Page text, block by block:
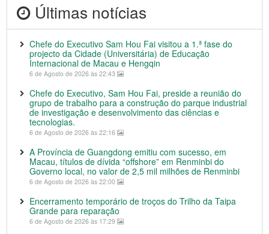
Últimas notícias
Chefe do Executivo Sam Hou Fai visitou a 1.ª fase do
projecto da Cidade (Universitária) de Educação
Internacional de Macau e Hengqin
6 de Agosto de 2026 às 22:43
Chefe do Executivo, Sam Hou Fai, preside a reunião do
grupo de trabalho para a construção do parque industrial
de investigação e desenvolvimento das ciências e
tecnologias.
6 de Agosto de 2026 às 22:16
A Província de Guangdong emitiu com sucesso, em
Macau, títulos de dívida “offshore” em Renminbi do
Governo local, no valor de 2,5 mil milhões de Renminbi
6 de Agosto de 2026 às 22:00
Encerramento temporário de troços do Trilho da Taipa
Grande para reparação
6 de Agosto de 2026 às 17:29